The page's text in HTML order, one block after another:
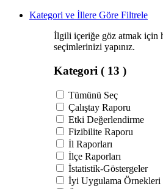
Kategori ve İllere Göre Filtrele
İlgili içeriğe göz atmak için
seçimlerinizi yapınız.
Kategori ( 13 )
Tümünü Seç
Çalıştay Raporu
Etki Değerlendirme
Fizibilite Raporu
İl Raporları
İlçe Raporları
İstatistik-Göstergeler
İyi Uygulama Örnekleri